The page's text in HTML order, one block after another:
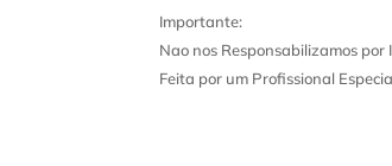
Importante:
Nao nos Responsabilizamos
Feita por um Profissional